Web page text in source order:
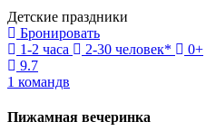
Детские праздники
Бронировать
1-2 часа
2-30 человек*
0+
9.7
1 командв
Пижамная вечеринка